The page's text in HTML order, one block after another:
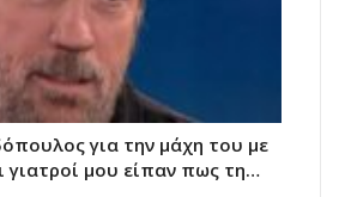
για την μάχη του με
γιατροί μου είπαν πως τη…